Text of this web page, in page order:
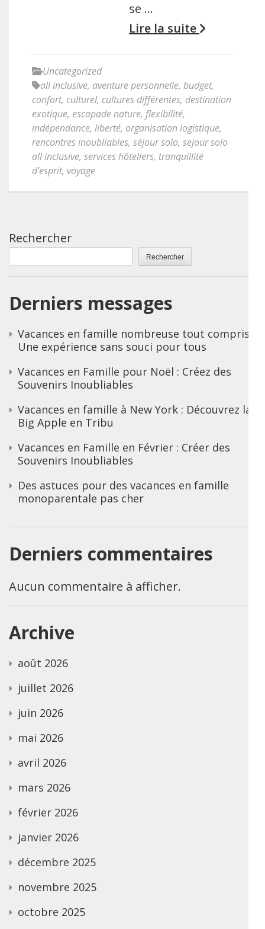
se …
Lire la suite
Uncategorized
all inclusive, aventure personnelle, budget,
confort, culturel, cultures différentes, destination
exotique, escapade nature, flexibilité,
indépendance, liberté, organisation logistique,
rencontres inoubliables, séjour solo, sejour solo
all inclusive, services hôteliers, tranquillité
d'esprit, voyage
Rechercher
Rechercher
Derniers messages
Vacances en famille nombreuse tout compris :
Une expérience sans souci pour tous
Vacances en Famille pour Noël : Créez des
Souvenirs Inoubliables
Vacances en famille à New York : Découvrez la
Big Apple en Tribu
Vacances en Famille en Février : Créer des
Souvenirs Inoubliables
Des astuces pour des vacances en famille
monoparentale pas cher
Derniers commentaires
Aucun commentaire à afficher.
Archive
août 2026
juillet 2026
juin 2026
mai 2026
avril 2026
mars 2026
février 2026
janvier 2026
décembre 2025
novembre 2025
octobre 2025